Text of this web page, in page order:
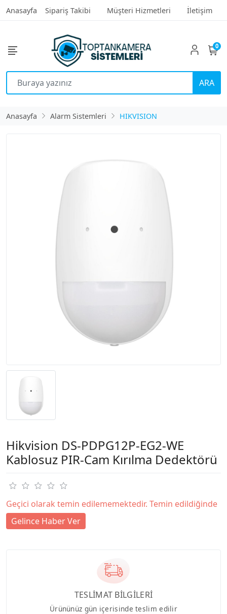
Anasayfa Sipariş Takibi Müşteri Hizmetleri İletişim
ARA
0
Anasayfa Alarm Sistemleri HIKVISION
Hikvision DS-PDPG12P-EG2-WE
Kablosuz PIR-Cam Kırılma Dedektörü
Geçici olarak temin edilememektedir. Temin edildiğinde
Gelince Haber Ver
TESLİMAT BİLGİLERİ
Ürününüz gün içerisinde teslim edilir